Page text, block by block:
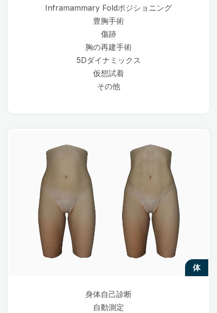
Inframammary Foldポジショニング
豊胸手術
傷跡
胸の再建手術
5Dダイナミックス
仮想試着
その他
体
身体自己診断
自動測定